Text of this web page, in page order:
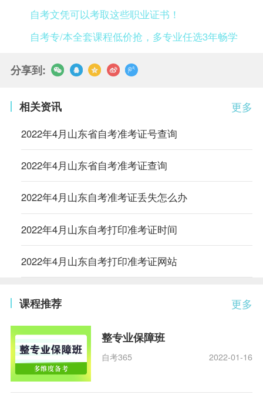
自考文凭可以考取这些职业证书！
自考专/本全套课程低价抢，多专业任选3年畅学
分享到:
更多
相关资讯
2022年4月山东省自考准考证号查询
2022年4月山东省自考准考证查询
2022年4月山东自考准考证丢失怎么办
2022年4月山东自考打印准考证时间
2022年4月山东自考打印准考证网站
更多
课程推荐
整专业保障班
自考365 2022-01-16